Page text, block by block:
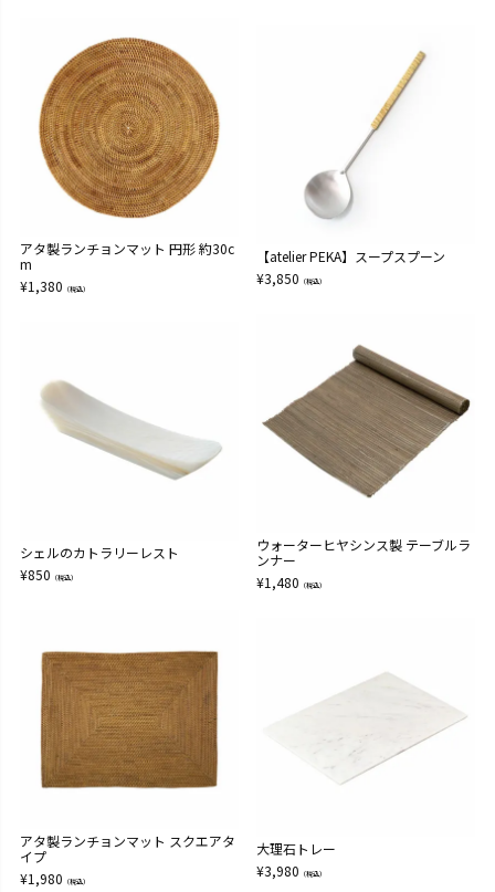
アタ製ランチョンマット 円形 約30c
m
¥1,380 （税込）
【atelier PEKA】スープスプーン
¥3,850 （税込）
シェルのカトラリーレスト
¥850 （税込）
ウォーターヒヤシンス製 テーブルラ
ンナー
¥1,480 （税込）
アタ製ランチョンマット スクエアタ
イプ
¥1,980 （税込）
大理石トレー
¥3,980 （税込）